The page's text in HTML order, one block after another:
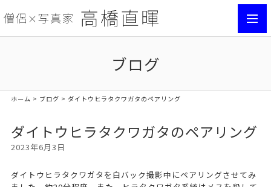
ブログ
ホーム > ブログ > ダイトウヒラタクワガタのペアリング
ダイトウヒラタクワガタのペアリング
2023年6月3日
ダイトウヒラタクワガタを白バック撮影中にペアリングさせてみ